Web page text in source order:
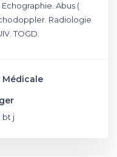
Abus (
Radiologie
TOGD.
Médicale
bt j